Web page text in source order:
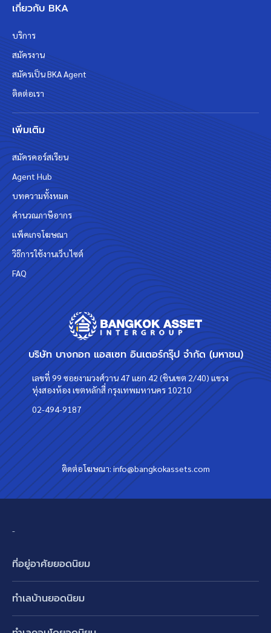
บริษัท บางกอก แอสเซท อินเตอร์กรุ๊ป จำกัด (มหาชน)
เลขที่ 99 ซอยงามวงศ์วาน 47 แยก 42 (ชินเขต 2/40) แขวง
ทุ่งสองห้อง เขตหลักสี่ กรุงเทพมหานคร 10210
02-494-9187
ติดต่อโฆษณา:info@bangkokassets.com
เกี่ยวกับ BKA
บริการ
สมัครงาน
สมัครเป็น BKA Agent
ติดต่อเรา
เพิ่มเติม
สมัครคอร์สเรียน
Agent Hub
บทความทั้งหมด
คำนวณภาษีอากร
แพ็คเกจโฆษณา
วิธีการใช้งานเว็บไซต์
FAQ
-
ที่อยู่อาศัยยอดนิยม
ทาวน์เฮ้าส์ ทาวน์โฮม
ทำเลบ้านยอดนิยม